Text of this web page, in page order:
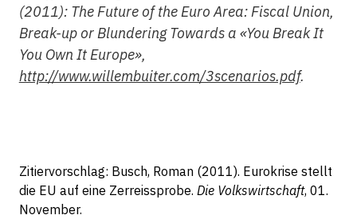
(2011): The Future of the Euro Area: Fiscal Union,
Break-up or Blundering Towards a «You Break It
You Own It Europe»,
http://www.willembuiter.com/3scenarios.pdf.
Zitiervorschlag: Busch, Roman (2011). Eurokrise stellt
die EU auf eine Zerreissprobe. Die Volkswirtschaft, 01.
November.